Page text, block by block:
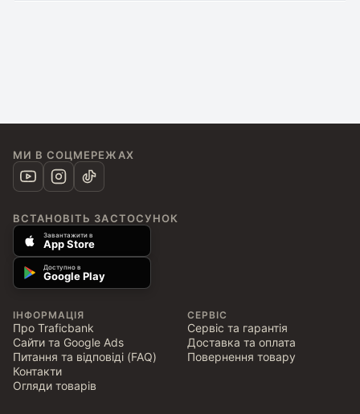
МИ В СОЦМЕРЕЖАХ
ВСТАНОВІТЬ ЗАСТОСУНОК
Завантажити в
App Store
Доступно в
Google Play
ІНФОРМАЦІЯ
Про Traficbank
Сайти та Google Ads
Питання та відповіді (FAQ)
Контакти
Огляди товарів
СЕРВІС
Сервіс та гарантія
Доставка та оплата
Повернення товару